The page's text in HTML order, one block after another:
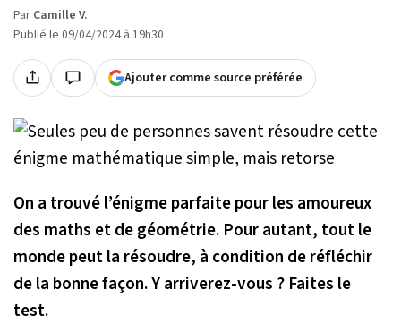
Par Camille V.
Publié le 09/04/2024 à 19h30
Ajouter comme source préférée
On a trouvé l’énigme parfaite pour les amoureux
des maths et de géométrie. Pour autant, tout le
monde peut la résoudre, à condition de réfléchir
de la bonne façon. Y arriverez-vous ? Faites le
test.